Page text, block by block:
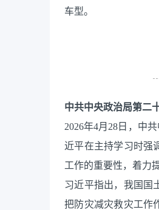
车型。
中共中央政治局第二
2026年4月28日，中
近平在主持学习时强
工作的重要性，着力
习近平指出，我国国
把防灾减灾救灾工作